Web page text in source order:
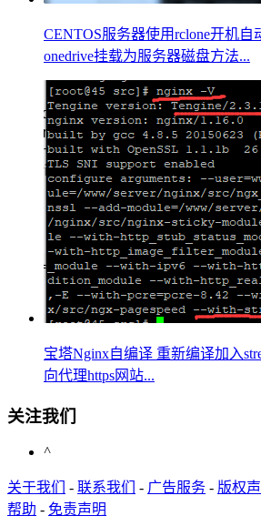
CENTOS服务器使用rclone开机自
onedrive挂载为服务器磁盘方法...
宝塔Nginx自编译 重新编译加入
向代理https网站...
关注我们
^
关于我们 - 联系我们 - 广告服务 - 版权
帮助 - 免责声明